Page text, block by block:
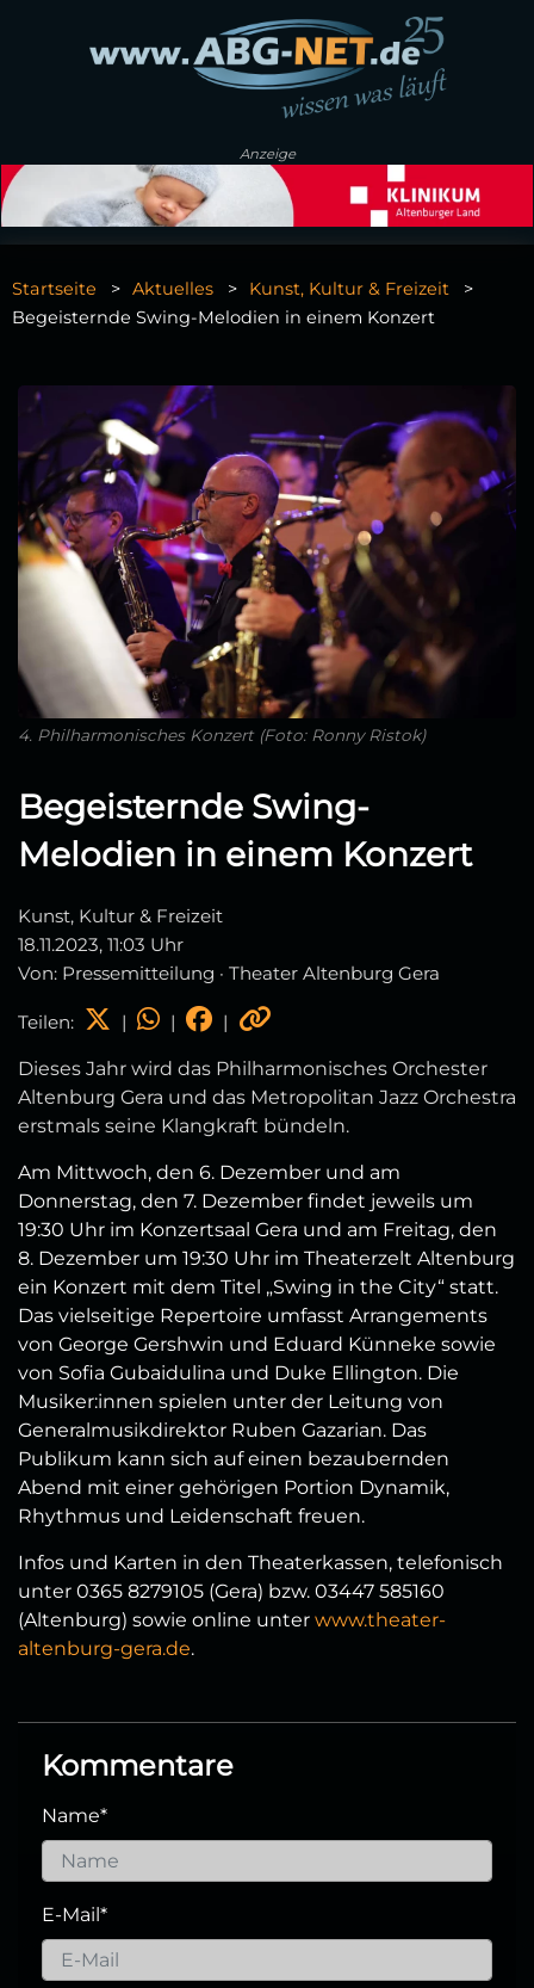
Anzeige
Startseite Aktuelles
Kunst, Kultur & Freizeit
Begeisternde Swing-Melodien in einem Konzert
4. Philharmonisches Konzert (Foto: Ronny Ristok)
Begeisternde Swing-
Melodien in einem Konzert
Kunst, Kultur & Freizeit
18.11.2023, 11:03 Uhr
Von: Pressemitteilung · Theater Altenburg Gera
Teilen: | | |
Dieses Jahr wird das Philharmonisches Orchester
Altenburg Gera und das Metropolitan Jazz Orchestra
erstmals seine Klangkraft bündeln.
Am Mittwoch, den 6. Dezember und am
Donnerstag, den 7. Dezember findet jeweils um
19:30 Uhr im Konzertsaal Gera und am Freitag, den
8. Dezember um 19:30 Uhr im Theaterzelt Altenburg
ein Konzert mit dem Titel „Swing in the City“ statt.
Das vielseitige Repertoire umfasst Arrangements
von George Gershwin und Eduard Künneke sowie
von Sofia Gubaidulina und Duke Ellington. Die
Musiker:innen spielen unter der Leitung von
Generalmusikdirektor Ruben Gazarian. Das
Publikum kann sich auf einen bezaubernden
Abend mit einer gehörigen Portion Dynamik,
Rhythmus und Leidenschaft freuen.
Infos und Karten in den Theaterkassen, telefonisch
unter 0365 8279105 (Gera) bzw. 03447 585160
(Altenburg) sowie online unter www.theater-
altenburg-gera.de.
Kommentare
Name*
E-Mail*